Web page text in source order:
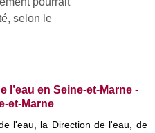
l’eau en Seine-et-Marne -
et-Marne
l'eau, la Direction de l'eau, de